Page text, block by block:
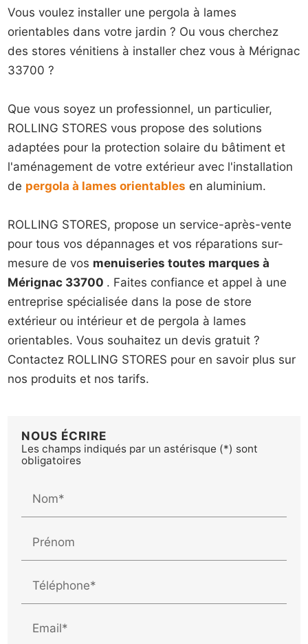
Vous voulez installer une pergola à lames
orientables dans votre jardin ? Ou vous cherchez
des stores vénitiens à installer chez vous à Mérignac
33700 ?
Que vous soyez un professionnel, un particulier,
ROLLING STORES vous propose des solutions
adaptées pour la protection solaire du bâtiment et
l'aménagement de votre extérieur avec l'installation
de pergola à lames orientables en aluminium.
ROLLING STORES, propose un service-après-vente
pour tous vos dépannages et vos réparations sur-
mesure de vos menuiseries toutes marques à
Mérignac 33700 . Faites confiance et appel à une
entreprise spécialisée dans la pose de store
extérieur ou intérieur et de pergola à lames
orientables. Vous souhaitez un devis gratuit ?
Contactez ROLLING STORES pour en savoir plus sur
nos produits et nos tarifs.
NOUS ÉCRIRE
Les champs indiqués par un astérisque (*) sont
obligatoires
Nom*
Prénom
Téléphone*
Email*